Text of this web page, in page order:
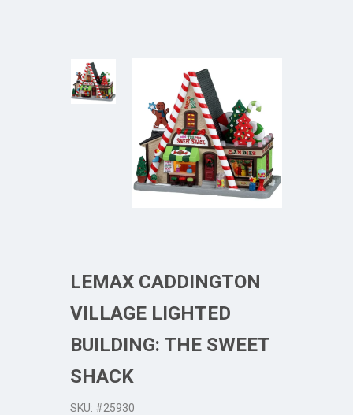
LEMAX CADDINGTON
VILLAGE LIGHTED
BUILDING: THE SWEET
SHACK
SKU: #25930